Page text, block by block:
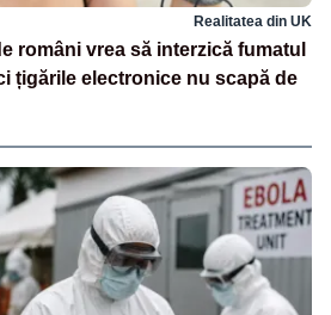
Realitatea din UK
români vrea să interzică fumatul
țigările electronice nu scapă de